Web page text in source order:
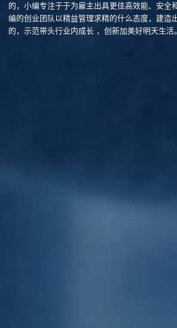
的，小编专注于于为雇主出具更佳高效能、安全
编的创业团队以精益管理求精的什么态度，建造
的，示范带头行业内成长 ，创新加美好明天生活。